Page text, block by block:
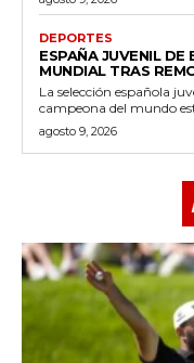
DEPORTES
ESPAÑA JUVENIL
MUNDIAL TRAS
La selección española
campeona del mundo
agosto 9, 2026